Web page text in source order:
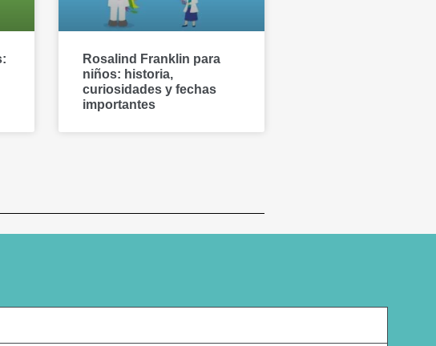
Rosalind Franklin para
niños: historia,
curiosidades y fechas
importantes